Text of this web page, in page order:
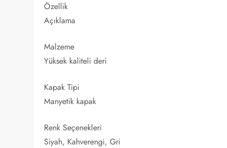
Özellik
Açıklama
Malzeme
Yüksek kaliteli deri
Kapak Tipi
Manyetik kapak
Renk Seçenekleri
Siyah, Kahverengi, Gri